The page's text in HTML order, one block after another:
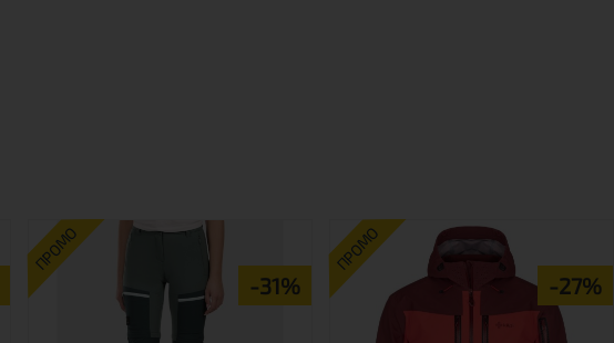
ПРОМО
-31%
ПРОМО
-27%